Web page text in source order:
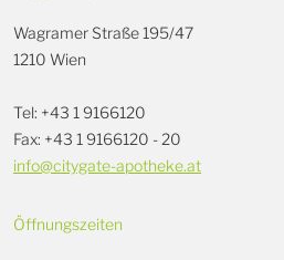
Wagramer Straße 195/47
1210 Wien
Tel: +43 1 9166120
Fax: +43 1 9166120 - 20
info@citygate-apotheke.at
Öffnungszeiten